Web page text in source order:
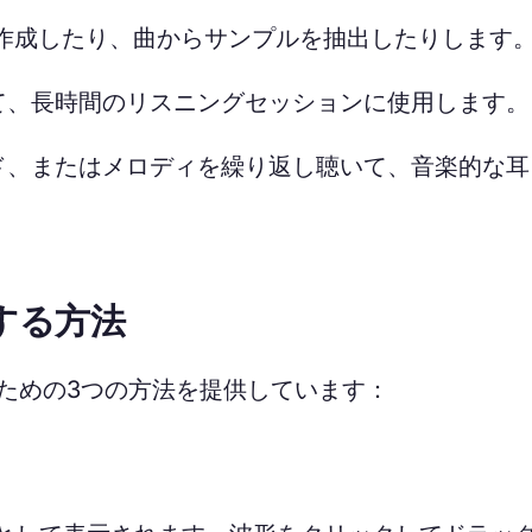
したり、曲からサンプルを抽出したりします
長時間のリスニングセッションに使用します。
またはメロディを繰り返し聴いて、音楽的な
る方法
の3つの方法を提供しています：